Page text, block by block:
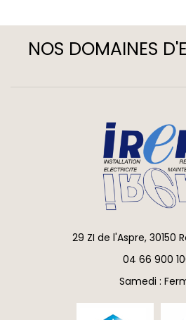
NOS DOMAINES
29 ZI de l'Aspre, 30150
04 66 900
Samedi :